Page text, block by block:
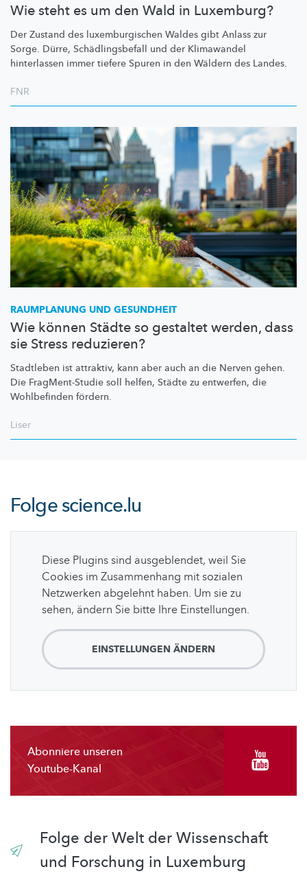
Wie steht es um den Wald in Luxemburg?
Der Zustand des luxemburgischen Waldes gibt Anlass zur
Sorge. Dürre, Schädlingsbefall und der Klimawandel
hinterlassen immer tiefere Spuren in den Wäldern des Landes.
FNR
RAUMPLANUNG UND GESUNDHEIT
Wie können Städte so gestaltet werden, dass
sie Stress reduzieren?
Stadtleben ist attraktiv, kann aber auch an die Nerven gehen.
Die FragMent-Studie soll helfen, Städte zu entwerfen, die
Wohlbefinden fördern.
Liser
Folgescience.lu
Diese Plugins sind ausgeblendet, weil Sie
Cookies im Zusammenhang mit sozialen
Netzwerken abgelehnt haben. Um sie zu
sehen, ändern Sie bitte Ihre Einstellungen.
EINSTELLUNGEN ÄNDERN
Abonniere unseren
Youtube-Kanal
Folge der Welt der Wissenschaft
und Forschung in Luxemburg